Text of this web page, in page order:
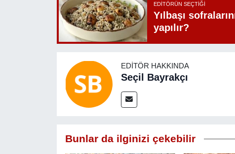
EDITÖRÜN SEÇTIĞI
Yılbaşı
yapılır?
EDITÖR HAKKINDA
Seçil Bayrakçı
Bunlar da ilginizi çekebilir